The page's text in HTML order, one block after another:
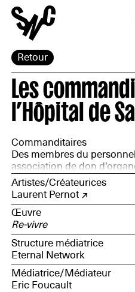
Retour
Les
l’Hôpital de
Commanditaires
Des membres du
association de don
directeur de la
Saint-Malo ­– Dinan –
Guinard, médecin
infirmière coordinatrice,
Catherine Prémel-Cabic,
chargée du projet ;
FRANCE ADOT 35 ; et
Boulvard, coordinatrice
biomédecine de Rennes.
Artistes/Créateurices
Laurent Pernot
Œuvre
Re-vivre
Structure médiatrice
Eternal Network
Médiatrice/Médiateur
Eric Foucault